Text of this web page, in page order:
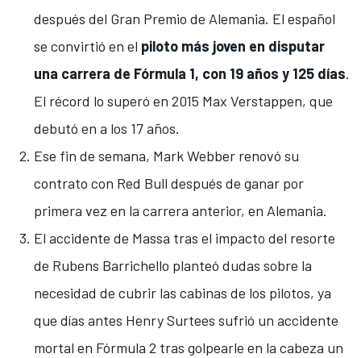
después del Gran Premio de Alemania. El español
se convirtió en el piloto más joven en disputar
una carrera de Fórmula 1, con 19 años y 125 días.
El récord lo superó en 2015 Max Verstappen, que
debutó en a los 17 años.
Ese fin de semana, Mark Webber renovó su
contrato con Red Bull después de ganar por
primera vez en la carrera anterior, en Alemania.
El accidente de Massa tras el impacto del resorte
de Rubens Barrichello planteó dudas sobre la
necesidad de cubrir las cabinas de los pilotos, ya
que días antes Henry Surtees sufrió un accidente
mortal en Fórmula 2 tras golpearle en la cabeza un